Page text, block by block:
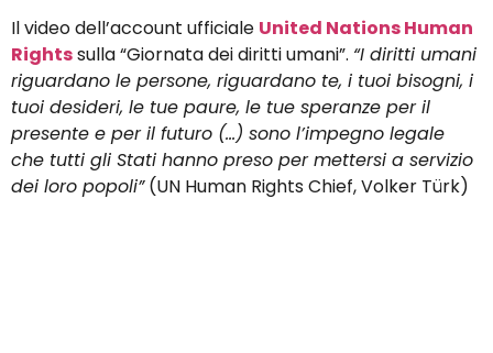
Il video dell’account ufficiale United Nations Human
Rightssulla “Giornata dei diritti umani”. “I diritti umani
riguardano le persone, riguardano te, i tuoi bisogni, i
tuoi desideri, le tue paure, le tue speranze per il
presente e per il futuro (…) sono l’impegno legale
che tutti gli Stati hanno preso per mettersi a servizio
dei loro popoli”(UN Human Rights Chief, Volker Türk)